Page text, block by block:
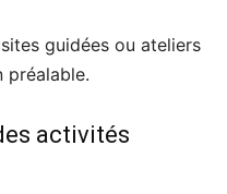
guidées ou ateliers
préalable.
activités